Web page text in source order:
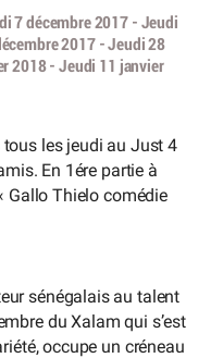
7 décembre 2017 - Jeudi
2017 - Jeudi 28
2018 - Jeudi 11 janvier
les jeudi au Just 4
En 1ére partie à
Gallo Thielo comédie
sénégalais au talent
du Xalam qui s’est
occupe un créneau